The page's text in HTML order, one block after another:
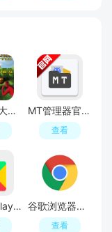
复古街机大冒险:复刻版 MT管理器官方正版
查看
Google Play服务最新版本 谷歌浏览器手机版
查看